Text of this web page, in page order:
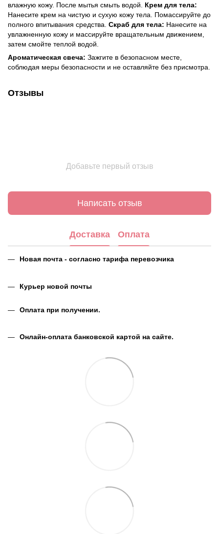
влажную кожу. После мытья смыть водой. Крем для тела:
Нанесите крем на чистую и сухую кожу тела. Помассируйте до
полного впитывания средства. Скраб для тела: Нанесите на
увлажненную кожу и массируйте вращательным движением,
затем смойте теплой водой.
Ароматическая свеча: Зажгите в безопасном месте,
соблюдая меры безопасности и не оставляйте без присмотра.
Отзывы
Добавьте первый отзыв
Написать отзыв
Доставка Оплата
Новая почта - согласно тарифа перевозчика
Курьер новой почты
Оплата при получении.
Онлайн-оплата банковской картой на сайте.